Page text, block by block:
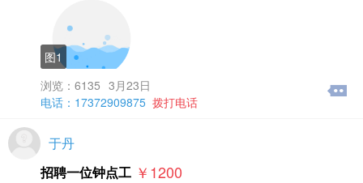
图1
浏览：6135 3月23日
电话：17372909875 拨打电话
于丹
招聘一位钟点工 ￥1200